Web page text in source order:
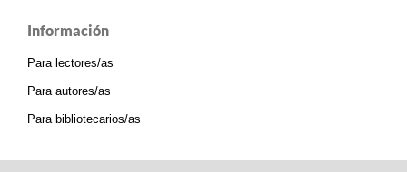
Información
Para lectores/as
Para autores/as
Para bibliotecarios/as